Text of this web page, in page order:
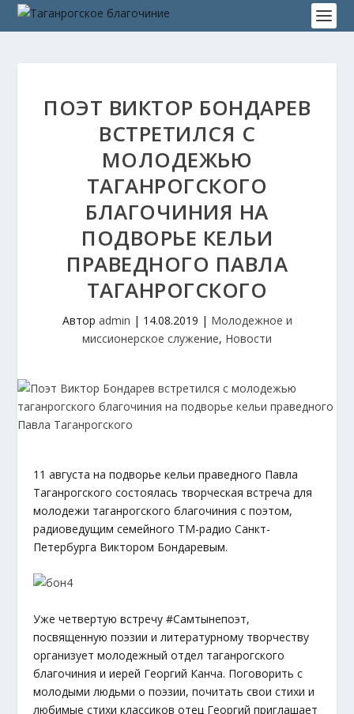
ПОЭТ ВИКТОР БОНДАРЕВ
ВСТРЕТИЛСЯ С
МОЛОДЕЖЬЮ
ТАГАНРОГСКОГО
БЛАГОЧИНИЯ НА
ПОДВОРЬЕ КЕЛЬИ
ПРАВЕДНОГО ПАВЛА
ТАГАНРОГСКОГО
Автор admin | 14.08.2019 | Молодежное и
миссионерское служение, Новости
11 августа на подворье кельи праведного Павла
Таганрогского состоялась творческая встреча для
молодежи таганрогского благочиния с поэтом,
радиоведущим семейного ТМ-радио Санкт-
Петербурга Виктором Бондаревым.
Уже четвертую встречу #Самтынепоэт,
посвященную поэзии и литературному творчеству
организует молодежный отдел таганрогского
благочиния и иерей Георгий Канча. Поговорить с
молодыми людьми о поэзии, почитать свои стихи и
любимые стихи классиков отец Георгий приглашает